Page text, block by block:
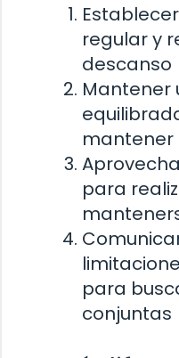
regular y
descanso
Mantener
mantener
para
para
conjuntas